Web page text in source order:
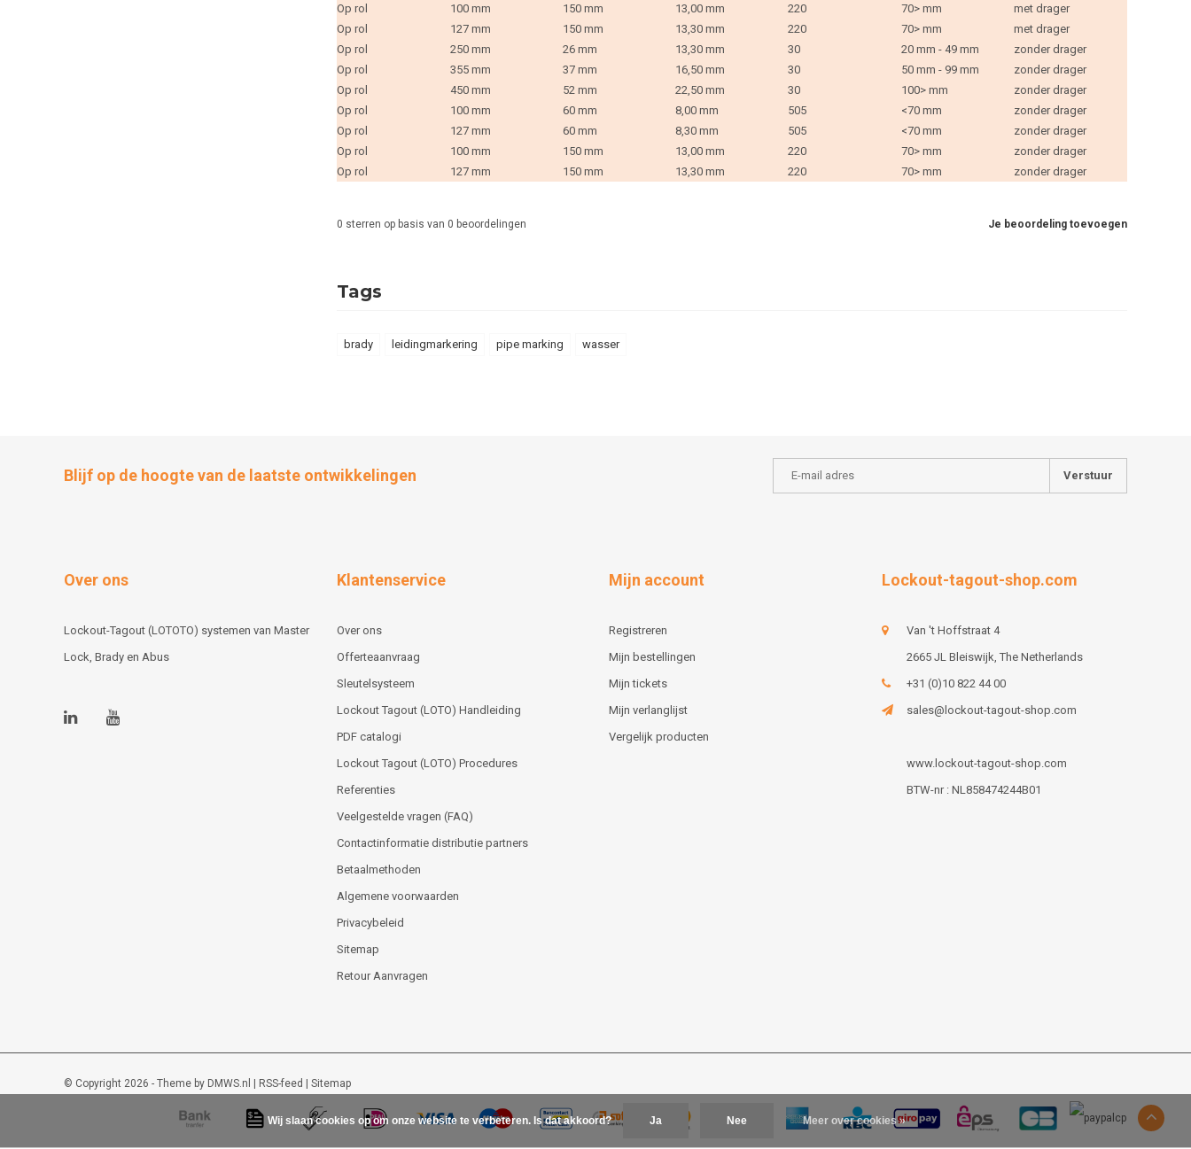
Op rol
100 mm 150 mm 13,00 mm 220 70> mm
met drager
Op rol
127 mm 150 mm 13,30 mm 220 70> mm
met drager
Op rol
250 mm 26 mm 13,30 mm 30 20 mm - 49 mm
zonder drager
Op rol
355 mm 37 mm 16,50 mm 30 50 mm - 99 mm
zonder drager
Op rol
450 mm 52 mm 22,50 mm 30 100> mm
zonder drager
Op rol
100 mm 60 mm 8,00 mm 505 <70 mm
zonder drager
Op rol
127 mm 60 mm 8,30 mm 505 <70 mm
zonder drager
Op rol
100 mm 150 mm 13,00 mm 220 70> mm
zonder drager
Op rol
127 mm 150 mm 13,30 mm 220 70> mm zonder drager
Je beoordeling toevoegen
0 sterren op basis van 0 beoordelingen
Tags
brady leidingmarkering pipe marking wasser
Blijf op de hoogte van de laatste ontwikkelingen Verstuur
Over ons
Lockout-Tagout (LOTOTO) systemen van Master
Lock, Brady en Abus
Klantenservice
Over ons
Offerteaanvraag
Sleutelsysteem
Lockout Tagout (LOTO) Handleiding
PDF catalogi
Lockout Tagout (LOTO) Procedures
Referenties
Veelgestelde vragen (FAQ)
Contactinformatie distributie partners
Betaalmethoden
Algemene voorwaarden
Privacybeleid
Sitemap
Retour Aanvragen
Mijn account
Registreren
Mijn bestellingen
Mijn tickets
Mijn verlanglijst
Vergelijk producten
Lockout-tagout-shop.com
Van 't Hoffstraat 4
2665 JL Bleiswijk, The Netherlands
+31 (0)10 822 44 00
sales@lockout-tagout-shop.com
www.lockout-tagout-shop.com
BTW-nr : NL858474244B01
© Copyright 2026 - Theme by DMWS.nl | RSS-feed | Sitemap
Wij slaan cookies op om onze website te verbeteren. Is dat akkoord? Ja Nee Meer over cookies »